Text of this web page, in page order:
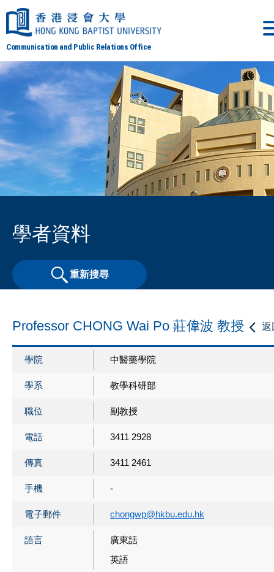
Communication and Public Relations Office
學者資料
重新搜尋
返
Professor CHONG Wai Po 莊偉波 教授
學院 中醫藥學院
學系 教學科研部
職位 副教授
電話 3411 2928
傳真 3411 2461
手機 -
電子郵件 chongwp@hkbu.edu.hk
語言
廣東話
英語